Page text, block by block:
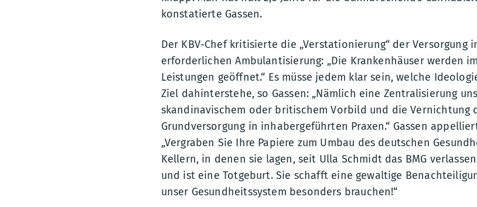
konstatierte Gassen.
Der KBV-Chef kritisierte die „Verstationierung“ der Versorgung
erforderlichen Ambulantisierung: „Die Krankenhäuser werden
Leistungen geöffnet.“ Es müsse jedem klar sein, welche
Ziel dahinterstehe, so Gassen: „Nämlich eine Zentralisierung
skandinavischem oder britischem Vorbild und die Vernichtung
Grundversorgung in inhabergeführten Praxen.“ Gassen
„Vergraben Sie Ihre Papiere zum Umbau des deutschen
Kellern, in denen sie lagen, seit Ulla Schmidt das BMG
und ist eine Totgeburt. Sie schafft eine gewaltige
unser Gesundheitssystem besonders brauchen!“